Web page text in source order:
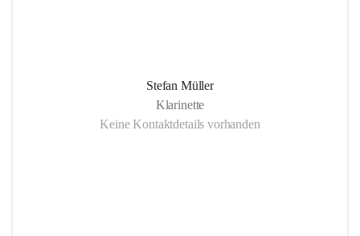
Stefan Müller
Klarinette
Keine Kontaktdetails vorhanden